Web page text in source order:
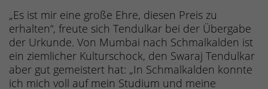
„Es ist mir eine große Ehre, diesen Preis zu
erhalten“, freute sich Tendulkar bei der Übergabe
der Urkunde. Von Mumbai nach Schmalkalden ist
ein ziemlicher Kulturschock, den Swaraj Tendulkar
aber gut gemeistert hat: „In Schmalkalden konnte
ich mich voll auf mein Studium und meine